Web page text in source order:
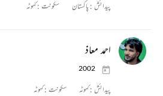
پیدائش : پاکستان سکونت :کہوٹہ
احمد معاذ
2002
پیدائش :کہوٹہ سکونت :کہوٹہ